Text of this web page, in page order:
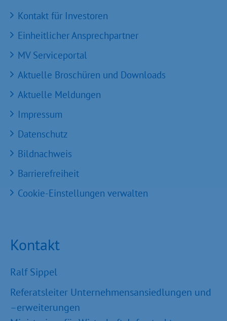
Kontakt für Investoren
Einheitlicher Ansprechpartner
MV Serviceportal
Aktuelle Broschüren und Downloads
Aktuelle Meldungen
Impressum
Datenschutz
Bildnachweis
Barrierefreiheit
Cookie-Einstellungen verwalten
Kontakt
Ralf Sippel
Referatsleiter Unternehmensansiedlungen und
–erweiterungen